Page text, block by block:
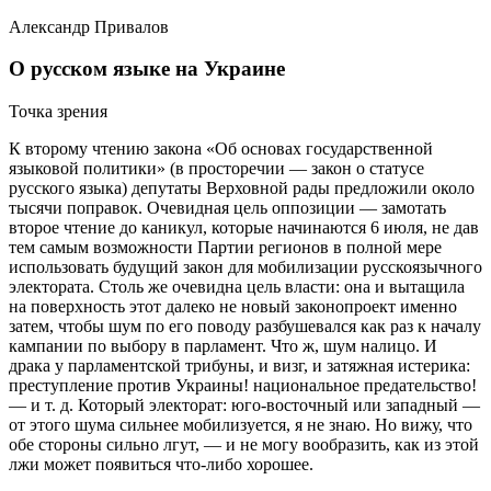
Александр Привалов
О русском языке на Украине
Точка зрения
К второму чтению закона «Об основах государственной
языковой политики» (в просторечии — закон о статусе
русского языка) депутаты Верховной рады предложили около
тысячи поправок. Очевидная цель оппозиции — замотать
второе чтение до каникул, которые начинаются 6 июля, не дав
тем самым возможности Партии регионов в полной мере
использовать будущий закон для мобилизации русскоязычного
электората. Столь же очевидна цель власти: она и вытащила
на поверхность этот далеко не новый законопроект именно
затем, чтобы шум по его поводу разбушевался как раз к началу
кампании по выбору в парламент. Что ж, шум налицо. И
драка у парламентской трибуны, и визг, и затяжная истерика:
преступление против Украины! национальное предательство!
— и т. д. Который электорат: юго-восточный или западный —
от этого шума сильнее мобилизуется, я не знаю. Но вижу, что
обе стороны сильно лгут, — и не могу вообразить, как из этой
лжи может появиться что-либо хорошее.